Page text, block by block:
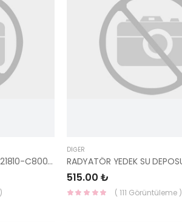
MOTOR KULAĞI İ20 1.2 2014- 21810-C8000-HMC
DIĞER
515.00 ₺
( 111 Görüntüleme )